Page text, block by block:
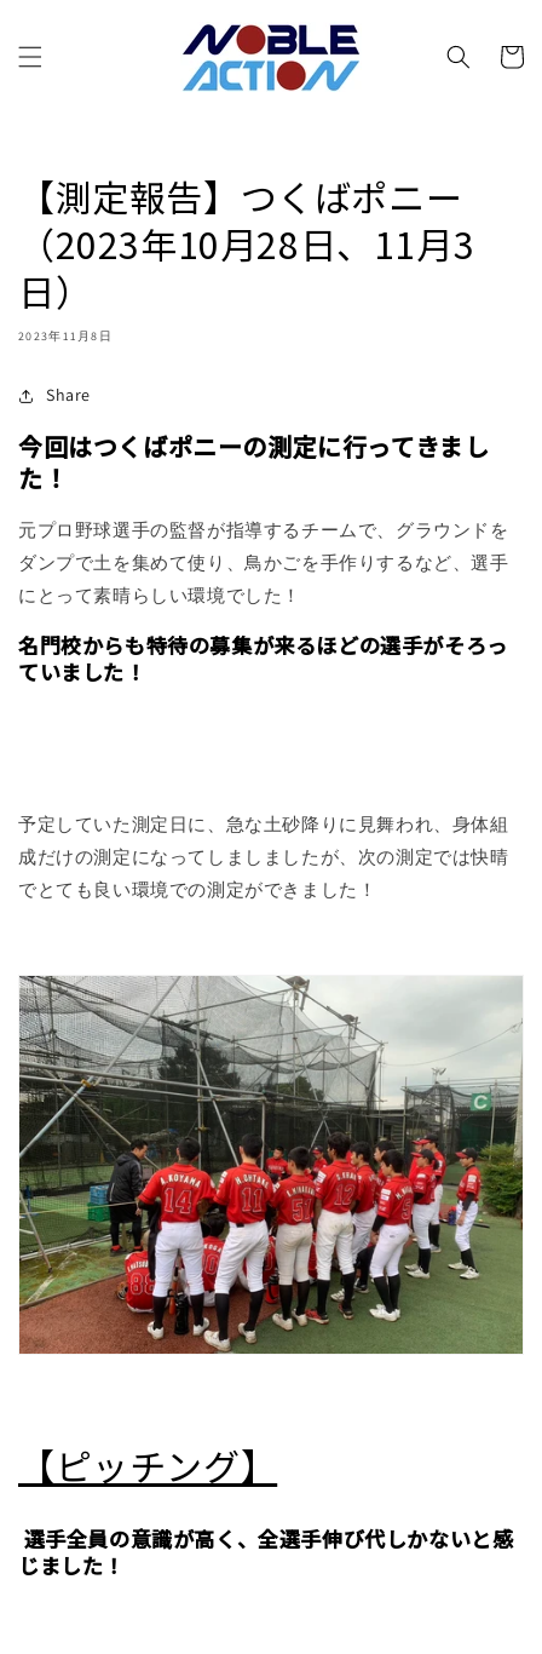
進む
ー
【測定報告】つくばポニー
（2023年10月28日、11月3
日）
2023年11月8日
Share
今回はつくばポニーの測定に行ってきまし
た！
元プロ野球選手の監督が指導するチームで、グラウンドを
ダンプで土を集めて使り、鳥かごを手作りするなど、選手
にとって素晴らしい環境でした！
名門校からも特待の募集が来るほどの選手がそろっ
ていました！
予定していた測定日に、急な土砂降りに見舞われ、身体組
成だけの測定になってしましましたが、次の測定では快晴
でとても良い環境での測定ができました！
【ピッチング】
選手全員の意識が高く、全選手伸び代しかないと感
じました！